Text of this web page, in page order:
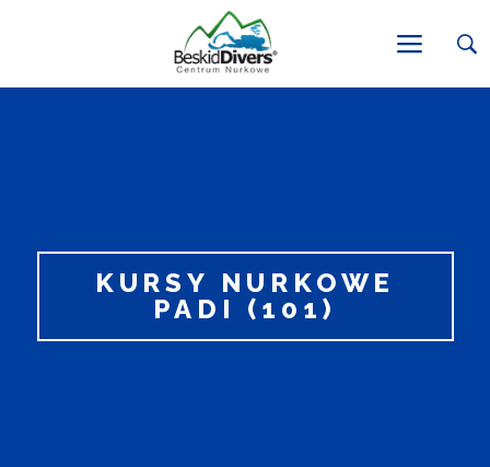
KURSY NURKOWE
PADI (101)